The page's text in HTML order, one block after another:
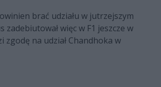
brać udziału w jutrzejszym
więc w F1 jeszcze w
zgodę na udział Chandhoka w